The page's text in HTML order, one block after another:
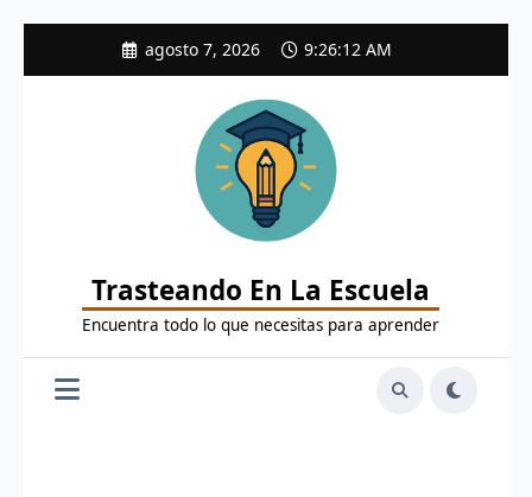
agosto 7, 2026 9:26:13 AM
Trasteando En La Escuela
Encuentra todo lo que necesitas para aprender